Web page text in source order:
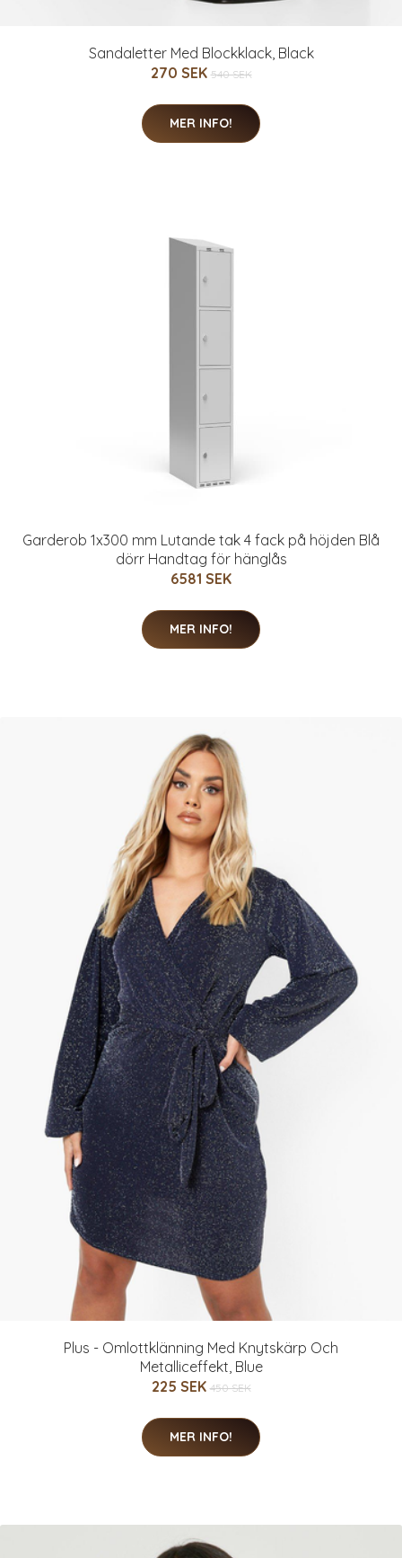
Sandaletter Med Blockklack, Black
270 SEK 540 SEK
MER INFO!
Garderob 1x300 mm Lutande tak 4 fack på höjden Blå
dörr Handtag för hänglås
6581 SEK
MER INFO!
Plus - Omlottklänning Med Knytskärp Och
Metalliceffekt, Blue
225 SEK 450 SEK
MER INFO!